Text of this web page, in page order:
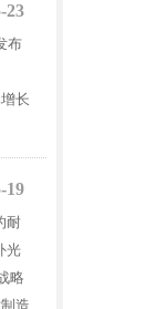
23
布
长
19
耐
光
略
造